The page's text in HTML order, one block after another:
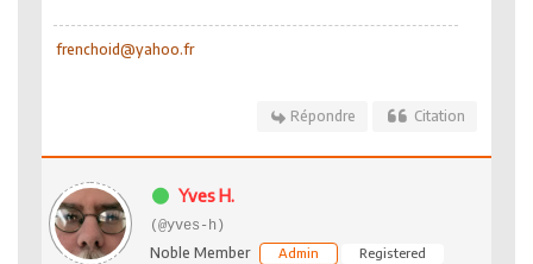
frenchoid@yahoo.fr
Répondre Citation
Yves H.
(@yves-h)
Noble Member Admin Registered